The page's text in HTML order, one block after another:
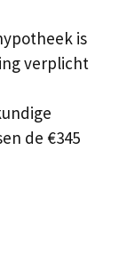
is
verplicht
de €345